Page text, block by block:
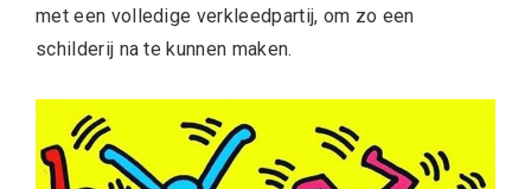
met een volledige verkleedpartij, om zo een
schilderij na te kunnen maken.